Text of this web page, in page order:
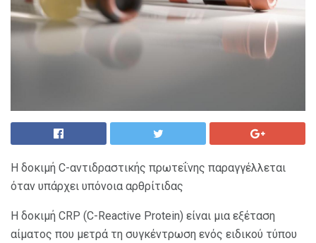
Η δοκιμή C-αντιδραστικής πρωτεΐνης παραγγέλλεται
όταν υπάρχει υπόνοια αρθρίτιδας
Η δοκιμή CRP (C-Reactive Protein) είναι μια εξέταση
αίματος που μετρά τη συγκέντρωση ενός ειδικού τύπου